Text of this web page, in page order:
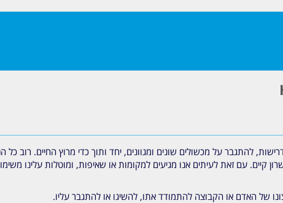
להתגבר על מכשולים שונים ומגוונים, יחד ותוך כדי מרוץ החיים.
קיים. עם זאת לעיתים אנו מגיעים למקומות או שאיפות, ומוטלות עלינו
של האדם או הקבוצה להתמודד אתו, להשיגו או להתגבר עליו.